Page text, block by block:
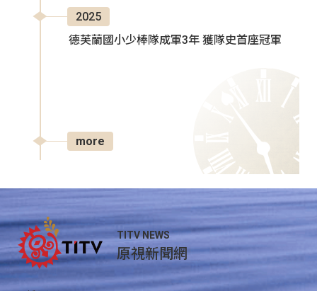
2025
德芙蘭國小少棒隊成軍3年 獲隊史首座冠軍
more
TITV NEWS
原視新聞網